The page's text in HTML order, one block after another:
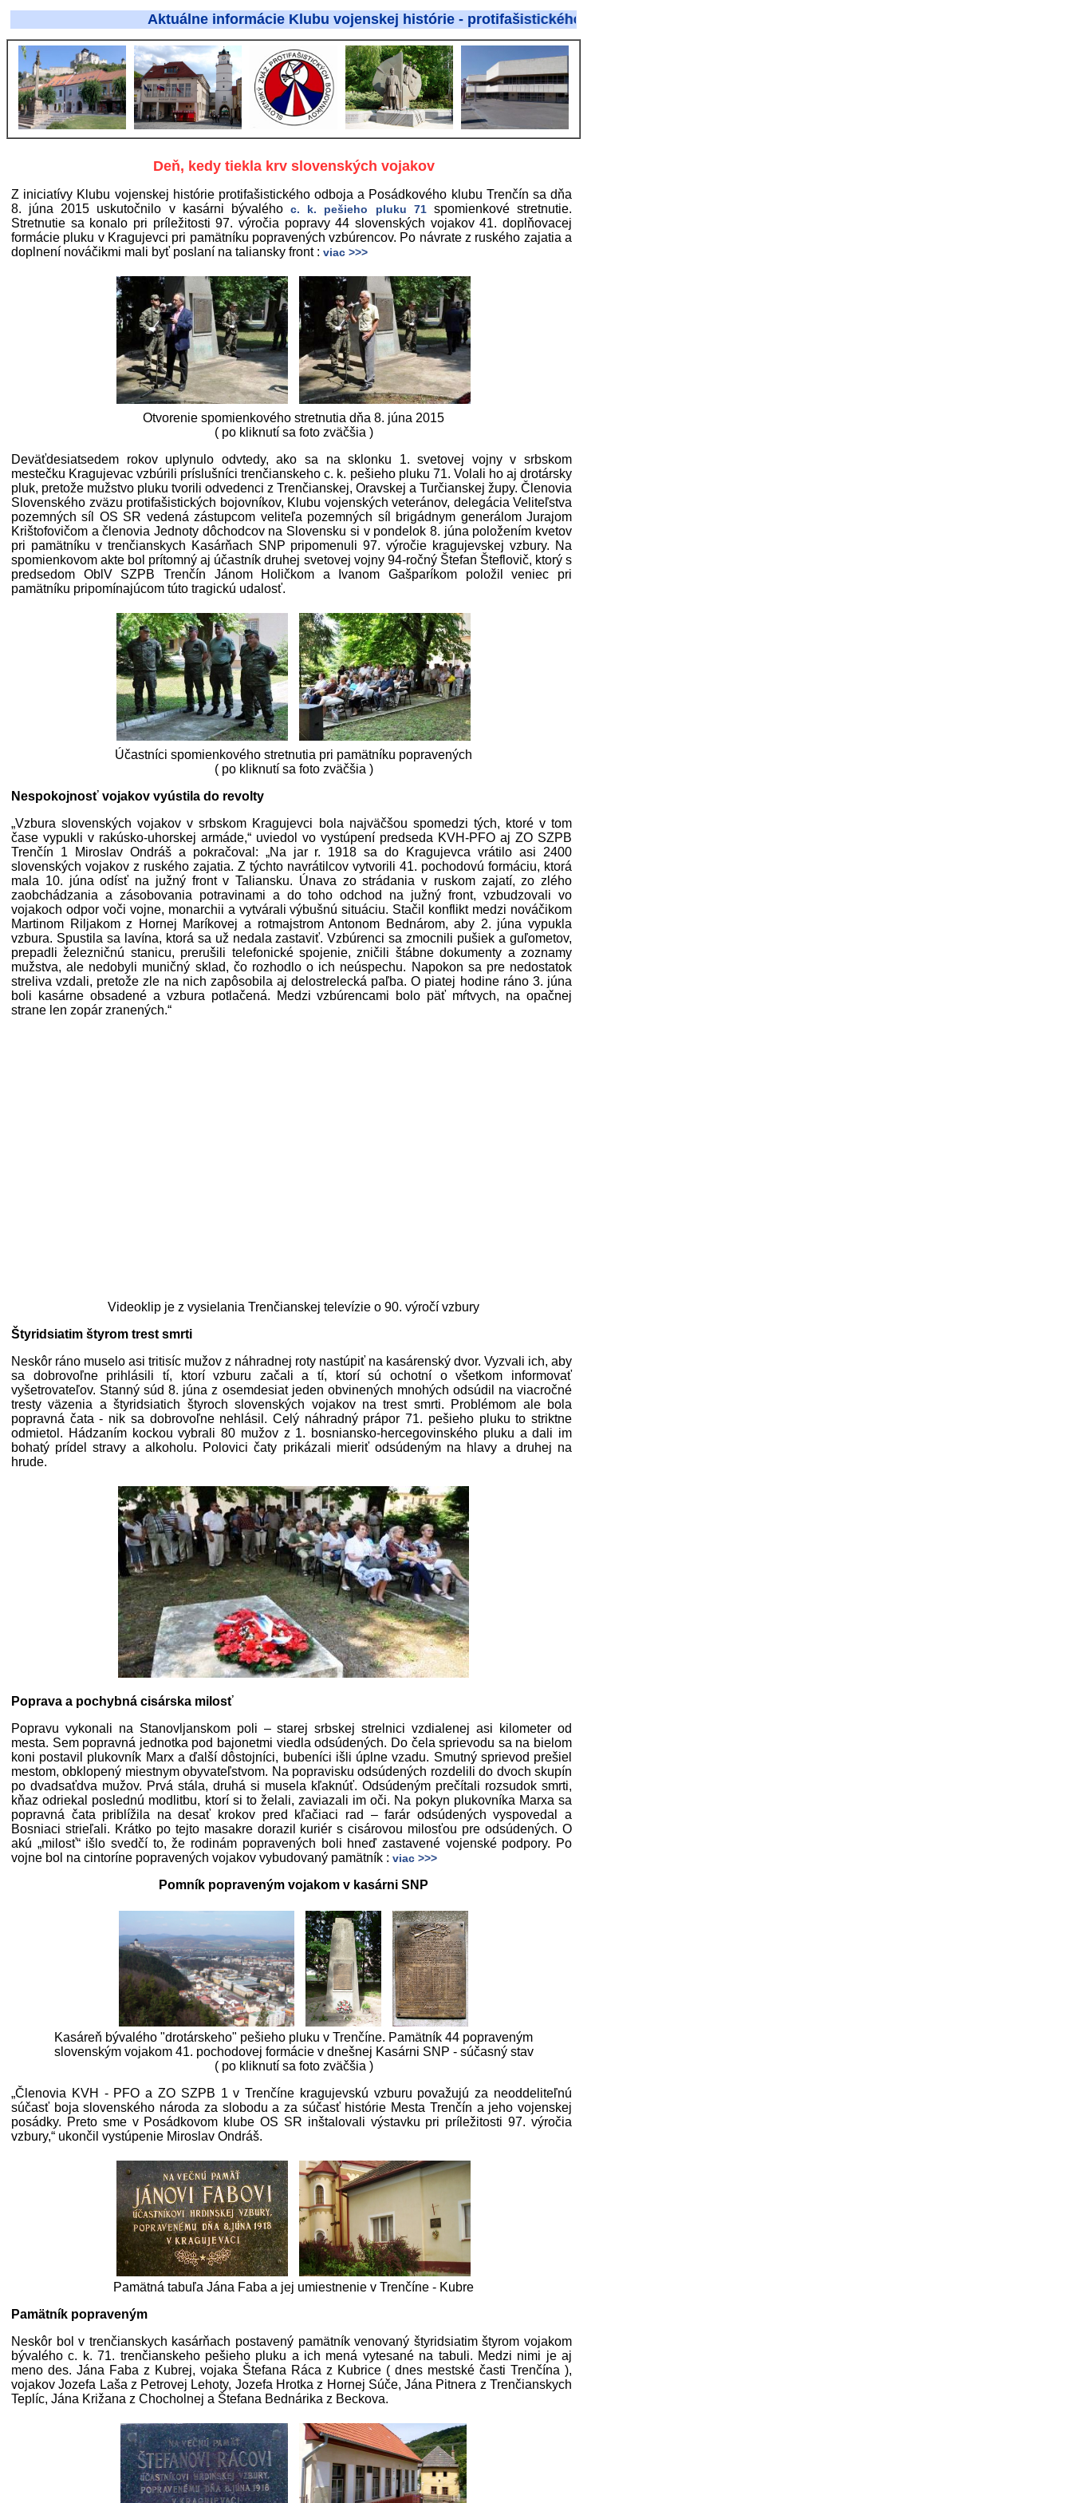
Aktuálne informácie Klubu vojenskej histórie - protifašistického odboja
Deň, kedy tiekla krv slovenských vojakov
Z iniciatívy Klubu vojenskej histórie protifašistického odboja a Posádkového klubu Trenčín sa dňa
8. júna 2015 uskutočnilo v kasárni bývaléhoc. k. pešieho pluku 71spomienkové stretnutie.
Stretnutie sa konalo pri príležitosti 97. výročia popravy 44 slovenských vojakov 41. doplňovacej
formácie pluku v Kragujevci pri pamätníku popravených vzbúrencov. Po návrate z ruského zajatia a
doplnení nováčikmi mali byť poslaní na taliansky front : viac >>>
Otvorenie spomienkového stretnutia dňa 8. júna 2015
( po kliknutí sa foto zväčšia )
Deväťdesiatsedem rokov uplynulo odvtedy, ako sa na sklonku 1. svetovej vojny v srbskom
mestečku Kragujevac vzbúrili príslušníci trenčianskeho c. k. pešieho pluku 71. Volali ho aj drotársky
pluk, pretože mužstvo pluku tvorili odvedenci z Trenčianskej, Oravskej a Turčianskej župy. Členovia
Slovenského zväzu protifašistických bojovníkov, Klubu vojenských veteránov, delegácia Veliteľstva
pozemných síl OS SR vedená zástupcom veliteľa pozemných síl brigádnym generálom Jurajom
Krištofovičom a členovia Jednoty dôchodcov na Slovensku si v pondelok 8. júna položením kvetov
pri pamätníku v trenčianskych Kasárňach SNP pripomenuli 97. výročie kragujevskej vzbury. Na
spomienkovom akte bol prítomný aj účastník druhej svetovej vojny 94-ročný Štefan Šteflovič, ktorý s
predsedom OblV SZPB Trenčín Jánom Holičkom a Ivanom Gašparíkom položil veniec pri
pamätníku pripomínajúcom túto tragickú udalosť.
Účastníci spomienkového stretnutia pri pamätníku popravených
( po kliknutí sa foto zväčšia )
Nespokojnosť vojakov vyústila do revolty
„Vzbura slovenských vojakov v srbskom Kragujevci bola najväčšou spomedzi tých, ktoré v tom
čase vypukli v rakúsko-uhorskej armáde,“ uviedol vo vystúpení predseda KVH-PFO aj ZO SZPB
Trenčín 1 Miroslav Ondráš a pokračoval: „Na jar r. 1918 sa do Kragujevca vrátilo asi 2400
slovenských vojakov z ruského zajatia. Z týchto navrátilcov vytvorili 41. pochodovú formáciu, ktorá
mala 10. júna odísť na južný front v Taliansku. Únava zo strádania v ruskom zajatí, zo zlého
zaobchádzania a zásobovania potravinami a do toho odchod na južný front, vzbudzovali vo
vojakoch odpor voči vojne, monarchii a vytvárali výbušnú situáciu. Stačil konflikt medzi nováčikom
Martinom Riljakom z Hornej Maríkovej a rotmajstrom Antonom Bednárom, aby 2. júna vypukla
vzbura. Spustila sa lavína, ktorá sa už nedala zastaviť. Vzbúrenci sa zmocnili pušiek a guľometov,
prepadli železničnú stanicu, prerušili telefonické spojenie, zničili štábne dokumenty a zoznamy
mužstva, ale nedobyli muničný sklad, čo rozhodlo o ich neúspechu. Napokon sa pre nedostatok
streliva vzdali, pretože zle na nich zapôsobila aj delostrelecká paľba. O piatej hodine ráno 3. júna
boli kasárne obsadené a vzbura potlačená. Medzi vzbúrencami bolo päť mŕtvych, na opačnej
strane len zopár zranených.“
Videoklip je z vysielania Trenčianskej televízie o 90. výročí vzbury
Štyridsiatim štyrom trest smrti
Neskôr ráno muselo asi tritisíc mužov z náhradnej roty nastúpiť na kasárenský dvor. Vyzvali ich, aby
sa dobrovoľne prihlásili tí, ktorí vzburu začali a tí, ktorí sú ochotní o všetkom informovať
vyšetrovateľov. Stanný súd 8. júna z osemdesiat jeden obvinených mnohých odsúdil na viacročné
tresty väzenia a štyridsiatich štyroch slovenských vojakov na trest smrti. Problémom ale bola
popravná čata - nik sa dobrovoľne nehlásil. Celý náhradný prápor 71. pešieho pluku to striktne
odmietol. Hádzaním kockou vybrali 80 mužov z 1. bosniansko-hercegovinského pluku a dali im
bohatý prídel stravy a alkoholu. Polovici čaty prikázali mieriť odsúdeným na hlavy a druhej na
hrude.
Poprava a pochybná cisárska milosť
Popravu vykonali na Stanovljanskom poli – starej srbskej strelnici vzdialenej asi kilometer od
mesta. Sem popravná jednotka pod bajonetmi viedla odsúdených. Do čela sprievodu sa na bielom
koni postavil plukovník Marx a ďalší dôstojníci, bubeníci išli úplne vzadu. Smutný sprievod prešiel
mestom, obklopený miestnym obyvateľstvom. Na popravisku odsúdených rozdelili do dvoch skupín
po dvadsaťdva mužov. Prvá stála, druhá si musela kľaknúť. Odsúdeným prečítali rozsudok smrti,
kňaz odriekal poslednú modlitbu, ktorí si to želali, zaviazali im oči. Na pokyn plukovníka Marxa sa
popravná čata priblížila na desať krokov pred kľačiaci rad – farár odsúdených vyspovedal a
Bosniaci strieľali. Krátko po tejto masakre dorazil kuriér s cisárovou milosťou pre odsúdených. O
akú „milosť“ išlo svedčí to, že rodinám popravených boli hneď zastavené vojenské podpory. Po
vojne bol na cintoríne popravených vojakov vybudovaný pamätník : viac >>>
Pomník popraveným vojakom v kasárni SNP
Kasáreň bývalého "drotárskeho" pešieho pluku v Trenčíne. Pamätník 44 popraveným
slovenským vojakom 41. pochodovej formácie v dnešnej Kasárni SNP - súčasný stav
( po kliknutí sa foto zväčšia )
„Členovia KVH - PFO a ZO SZPB 1 v Trenčíne kragujevskú vzburu považujú za neoddeliteľnú
súčasť boja slovenského národa za slobodu a za súčasť histórie Mesta Trenčín a jeho vojenskej
posádky. Preto sme v Posádkovom klube OS SR inštalovali výstavku pri príležitosti 97. výročia
vzbury,“ ukončil vystúpenie Miroslav Ondráš.
Pamätná tabuľa Jána Faba a jej umiestnenie v Trenčíne - Kubre
Pamätník popraveným
Neskôr bol v trenčianskych kasárňach postavený pamätník venovaný štyridsiatim štyrom vojakom
bývalého c. k. 71. trenčianskeho pešieho pluku a ich mená vytesané na tabuli. Medzi nimi je aj
meno des. Jána Faba z Kubrej, vojaka Štefana Ráca z Kubrice ( dnes mestské časti Trenčína ),
vojakov Jozefa Laša z Petrovej Lehoty, Jozefa Hrotka z Hornej Súče, Jána Pitnera z Trenčianskych
Teplíc, Jána Križana z Chocholnej a Štefana Bednárika z Beckova.